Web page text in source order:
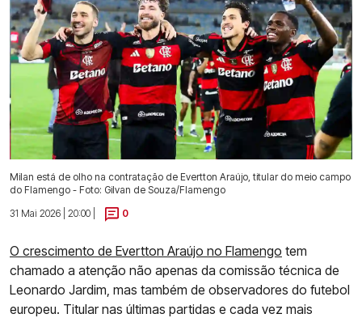
Milan está de olho na contratação de Evertton Araújo, titular do meio campo
do Flamengo - Foto: Gilvan de Souza/Flamengo
31 Mai 2026 | 20:00 |
0
O crescimento de Evertton Araújo no Flamengo tem
chamado a atenção não apenas da comissão técnica de
Leonardo Jardim, mas também de observadores do futebol
europeu. Titular nas últimas partidas e cada vez mais